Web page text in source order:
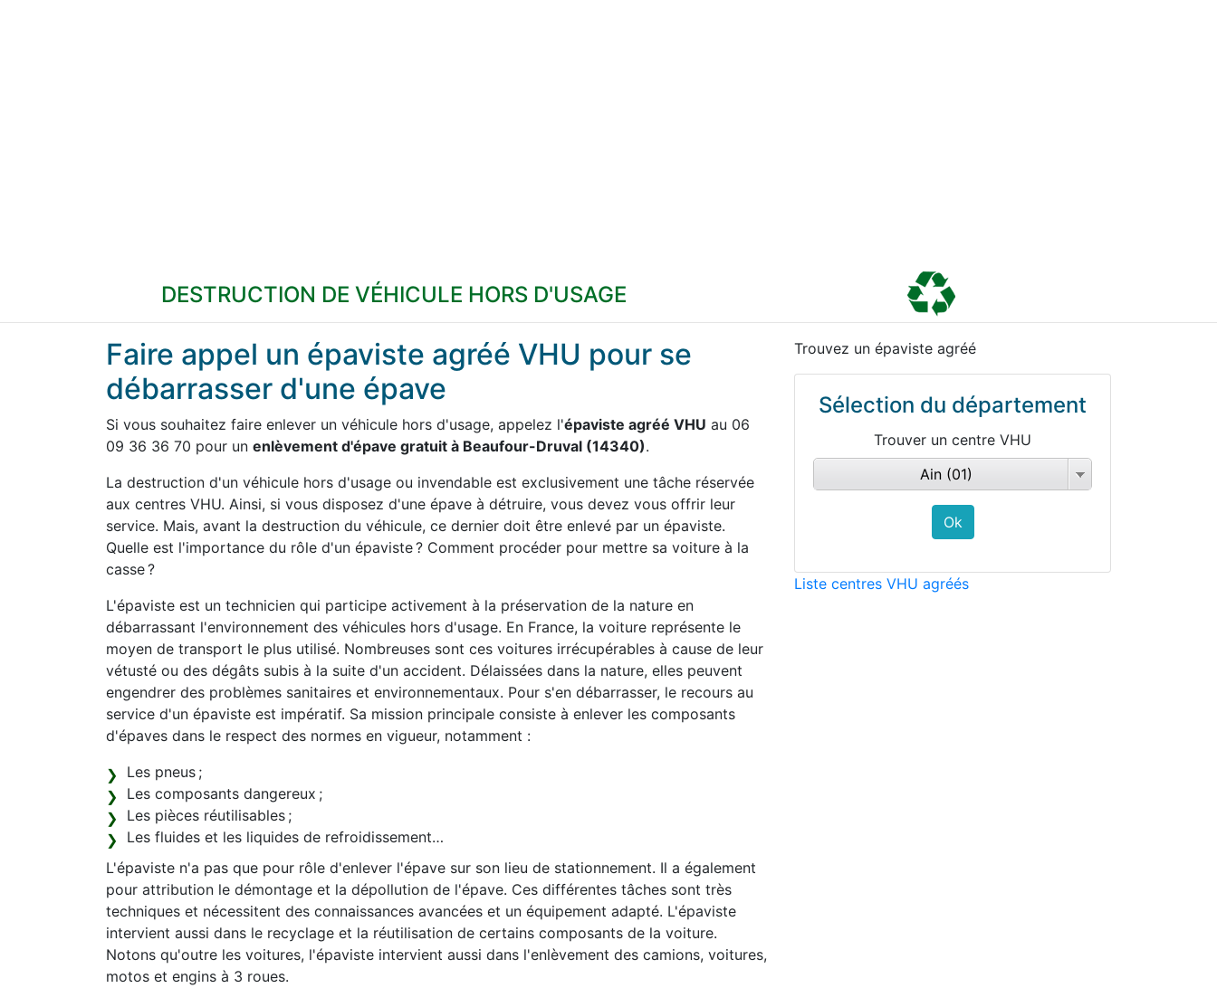
DESTRUCTION DE VÉHICULE HORS D'USAGE
Faire appel un épaviste agréé VHU pour se
débarrasser d'une épave
Si vous souhaitez faire enlever un véhicule hors d'usage, appelez l'épaviste agréé VHU au 06
09 36 36 70 pour un enlèvement d'épave gratuit à Beaufour-Druval (14340).
La destruction d'un véhicule hors d'usage ou invendable est exclusivement une tâche réservée
aux centres VHU. Ainsi, si vous disposez d'une épave à détruire, vous devez vous offrir leur
service. Mais, avant la destruction du véhicule, ce dernier doit être enlevé par un épaviste.
Quelle est l'importance du rôle d'un épaviste ? Comment procéder pour mettre sa voiture à la
casse ?
L'épaviste est un technicien qui participe activement à la préservation de la nature en
débarrassant l'environnement des véhicules hors d'usage. En France, la voiture représente le
moyen de transport le plus utilisé. Nombreuses sont ces voitures irrécupérables à cause de leur
vétusté ou des dégâts subis à la suite d'un accident. Délaissées dans la nature, elles peuvent
engendrer des problèmes sanitaires et environnementaux. Pour s'en débarrasser, le recours au
service d'un épaviste est impératif. Sa mission principale consiste à enlever les composants
d'épaves dans le respect des normes en vigueur, notamment :
Les pneus ;
Les composants dangereux ;
Les pièces réutilisables ;
Les fluides et les liquides de refroidissement…
L'épaviste n'a pas que pour rôle d'enlever l'épave sur son lieu de stationnement. Il a également
pour attribution le démontage et la dépollution de l'épave. Ces différentes tâches sont très
techniques et nécessitent des connaissances avancées et un équipement adapté. L'épaviste
intervient aussi dans le recyclage et la réutilisation de certains composants de la voiture.
Notons qu'outre les voitures, l'épaviste intervient aussi dans l'enlèvement des camions, voitures,
motos et engins à 3 roues.
Trouvez un épaviste agréé
Sélection du département
Trouver un centre VHU
Ain (01)
Liste centres VHU agréés